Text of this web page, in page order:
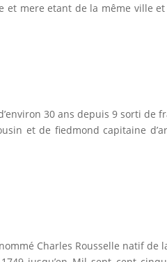
et mere etant de la même ville
30 ans depuis 9 sorti
et de fiedmond capitaine
Charles Rousselle natif